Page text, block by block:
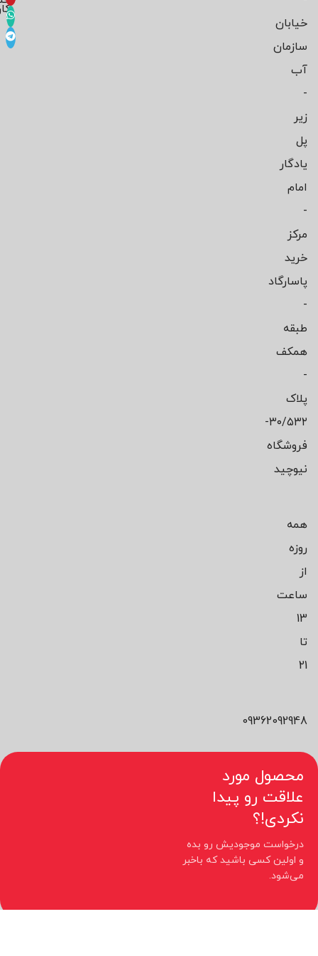
خیابان
سازمان
آب
-
زیر
پل
یادگار
امام
-
مرکز
خرید
پاسارگاد
-
طبقه
همکف
-
پلاک
۳۰/۵۳۲-
فروشگاه
نیوچید
همه
روزه
از
ساعت
13
تا
21
09362092948
محصول مورد
علاقت رو پیدا
نکردی!؟
درخواست موجودیش رو بده
و اولین کسی باشید که باخبر
می‌شود.